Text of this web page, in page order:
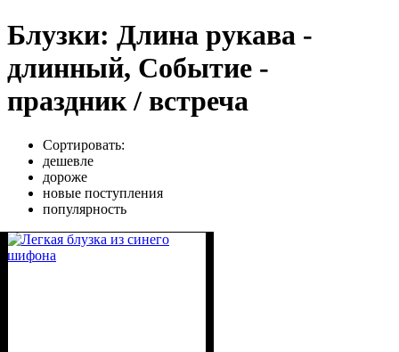
Блузки: Длина рукава -
длинный, Событие -
праздник / встреча
Сортировать:
дешевле
дороже
новые поступления
популярность